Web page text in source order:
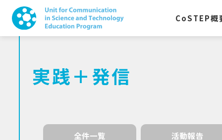
CoSTEP概
実践＋発信
全件一覧 活動報告